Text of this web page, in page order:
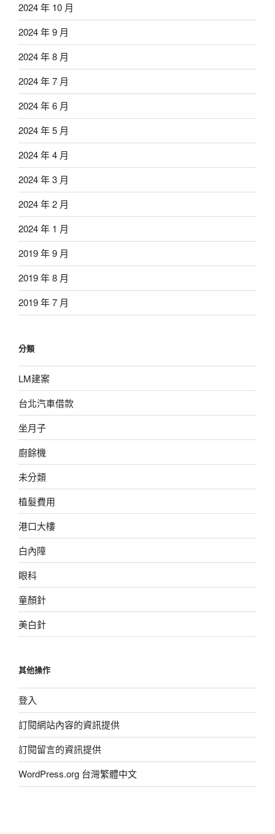
2024 年 10 月
2024 年 9 月
2024 年 8 月
2024 年 7 月
2024 年 6 月
2024 年 5 月
2024 年 4 月
2024 年 3 月
2024 年 2 月
2024 年 1 月
2019 年 9 月
2019 年 8 月
2019 年 7 月
分類
LM建案
台北汽車借款
坐月子
廚餘機
未分類
植髮費用
港口大樓
白內障
眼科
童顏針
美白針
其他操作
登入
訂閱網站內容的資訊提供
訂閱留言的資訊提供
WordPress.org 台灣繁體中文